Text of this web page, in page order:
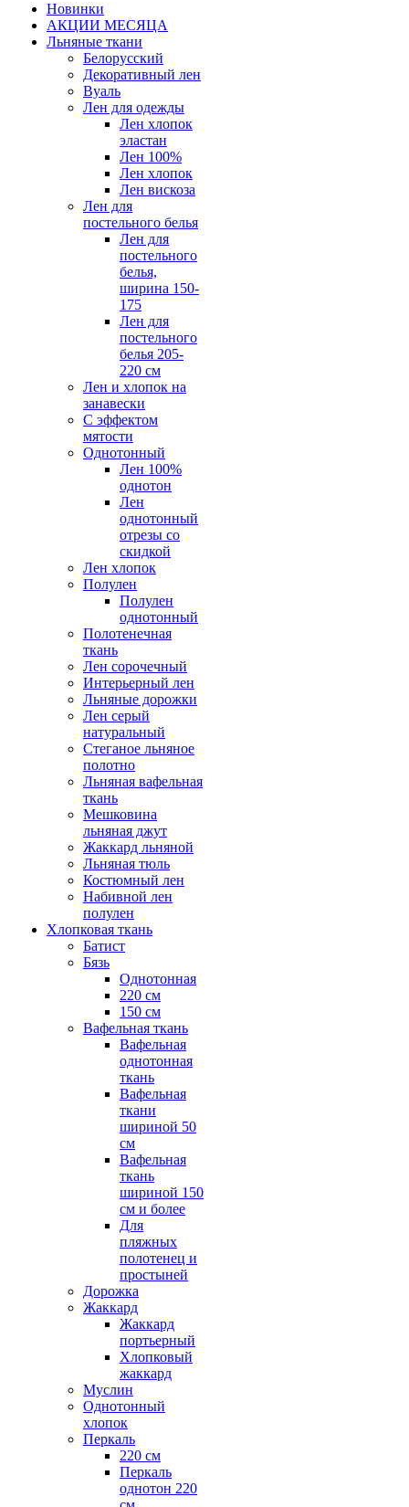
Новинки
АКЦИИ МЕСЯЦА
Льняные ткани
Белорусский
Декоративный лен
Вуаль
Лен для одежды
Лен хлопок
эластан
Лен 100%
Лен хлопок
Лен вискоза
Лен для
постельного белья
Лен для
постельного
белья,
ширина 150-
175
Лен для
постельного
белья 205-
220 см
Лен и хлопок на
занавески
С эффектом
мятости
Однотонный
Лен 100%
однотон
Лен
однотонный
отрезы со
скидкой
Лен хлопок
Полулен
Полулен
однотонный
Полотенечная
ткань
Лен сорочечный
Интерьерный лен
Льняные дорожки
Лен серый
натуральный
Стеганое льняное
полотно
Льняная вафельная
ткань
Мешковина
льняная джут
Жаккард льняной
Льняная тюль
Костюмный лен
Набивной лен
полулен
Хлопковая ткань
Батист
Бязь
Однотонная
220 см
150 см
Вафельная ткань
Вафельная
однотонная
ткань
Вафельная
ткани
шириной 50
см
Вафельная
ткань
шириной 150
см и более
Для
пляжных
полотенец и
простыней
Дорожка
Жаккард
Жаккард
портьерный
Хлопковый
жаккард
Муслин
Однотонный
хлопок
Перкаль
220 см
Перкаль
однотон 220